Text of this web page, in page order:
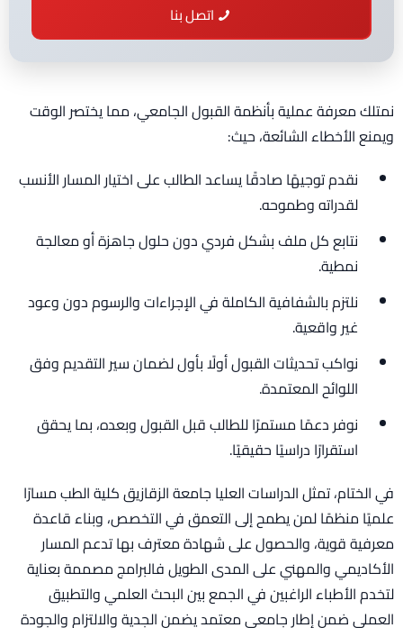
اتصل بنا
نمتلك معرفة عملية بأنظمة القبول الجامعي، مما يختصر الوقت
ويمنع الأخطاء الشائعة، حيث:
نقدم توجيهًا صادقًا يساعد الطالب على اختيار المسار الأنسب
لقدراته وطموحه.
نتابع كل ملف بشكل فردي دون حلول جاهزة أو معالجة
نمطية.
نلتزم بالشفافية الكاملة في الإجراءات والرسوم دون وعود
غير واقعية.
نواكب تحديثات القبول أولًا بأول لضمان سير التقديم وفق
اللوائح المعتمدة.
نوفر دعمًا مستمرًا للطالب قبل القبول وبعده، بما يحقق
استقرارًا دراسيًا حقيقيًا.
في الختام، تمثل الدراسات العليا جامعة الزقازيق كلية الطب مسارًا
علميًا منظمًا لمن يطمح إلى التعمق في التخصص، وبناء قاعدة
معرفية قوية، والحصول على شهادة معترف بها تدعم المسار
الأكاديمي والمهني على المدى الطويل فالبرامج مصممة بعناية
لتخدم الأطباء الراغبين في الجمع بين البحث العلمي والتطبيق
العملي ضمن إطار جامعي معتمد يضمن الجدية والالتزام والجودة